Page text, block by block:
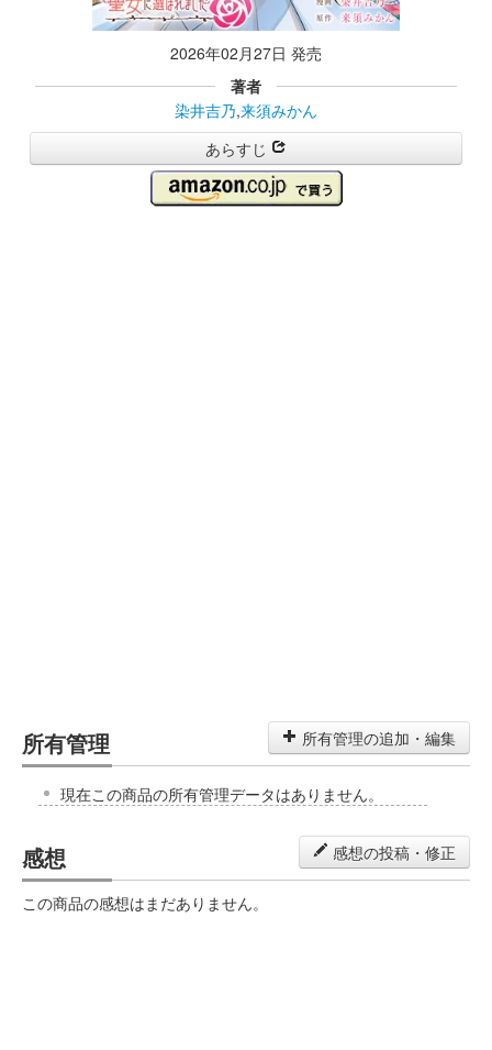
2026年02月27日 発売
著者
染井吉乃,来須みかん
あらすじ
所有管理 所有管理の追加・編集
現在この商品の所有管理データはありません。
感想 感想の投稿・修正
この商品の感想はまだありません。